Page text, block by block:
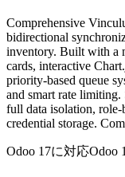
Comprehensive
bidirectional
inventory. Built with a
cards, interactive
priority-based queue
and smart rate
full data isolation, role-
credential storage.
Odoo 17に対応Odoo